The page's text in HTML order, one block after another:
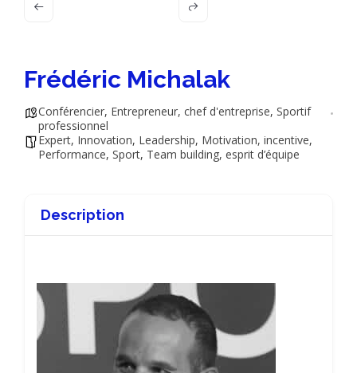
Frédéric Michalak
Conférencier, Entrepreneur, chef d'entreprise, Sportif
professionnel
Expert, Innovation, Leadership, Motivation, incentive,
Performance, Sport, Team building, esprit d’équipe
Description